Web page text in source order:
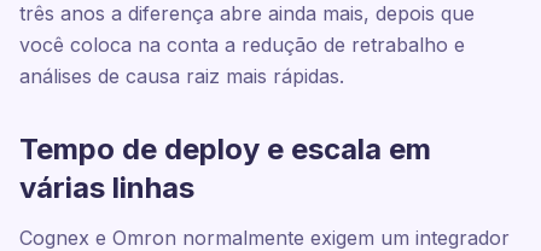
três anos a diferença abre ainda mais, depois que
você coloca na conta a redução de retrabalho e
análises de causa raiz mais rápidas.
Tempo de deploy e escala em
várias linhas
Cognex e Omron normalmente exigem um integrador